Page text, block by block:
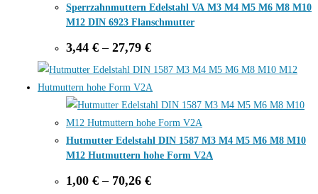
Sperrzahnmuttern Edelstahl VA M3 M4 M5 M6 M8 M10
M12 DIN 6923 Flanschmutter
3,44 € – 27,79 €Price
3,44 €
through
27,79 €
Hutmutter Edelstahl DIN 1587 M3 M4 M5 M6 M8 M10
M12 Hutmuttern hohe Form V2A
1,00 € – 70,26 €Price